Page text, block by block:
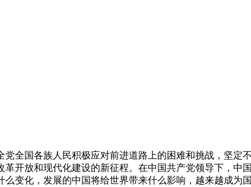
全国各族人民积极应对前进道路上的困难和挑战，坚定
开放和现代化建设的新征程。在中国共产党领导下，中
变化，发展的中国将给世界带来什么影响，越来越成为